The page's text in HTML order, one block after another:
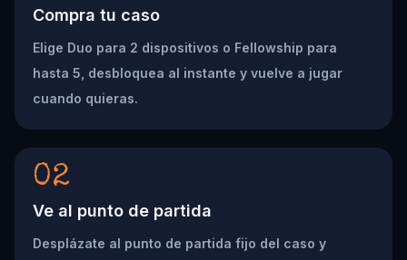
Compra tu caso
Elige Duo para 2 dispositivos o Fellowship para
hasta 5, desbloquea al instante y vuelve a jugar
cuando quieras.
02
Ve al punto de partida
Desplázate al punto de partida fijo del caso y